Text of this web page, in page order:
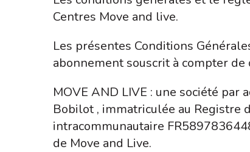
Centres Move and live.
Les présentes Conditions
abonnement souscrit à compter de
MOVE AND LIVE : une société
Bobilot , immatriculée au Registre
intracommunautaire
de Move and Live.